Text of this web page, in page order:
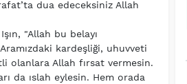
dua edeceksiniz Allah
"Allah bu belayı
kardeşliği, uhuvveti
olanlara Allah fırsat vermesin.
da ıslah eylesin. Hem orada